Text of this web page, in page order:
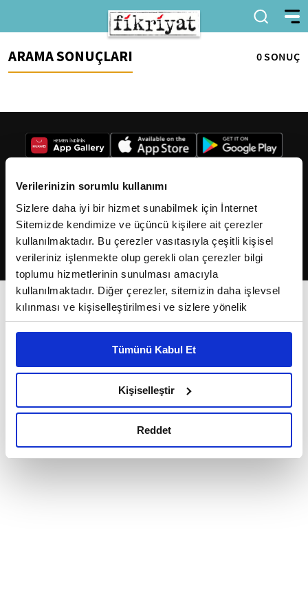
Verilerinizin sorumlu kullanımı
Sizlere daha iyi bir hizmet sunabilmek için İnternet
Sitemizde kendimize ve üçüncü kişilere ait çerezler
kullanılmaktadır. Bu çerezler vasıtasıyla çeşitli kişisel
verileriniz işlenmekte olup gerekli olan çerezler bilgi
toplumu hizmetlerinin sunulması amacıyla
kullanılmaktadır. Diğer çerezler, sitemizin daha işlevsel
kılınması ve kişiselleştirilmesi ve sizlere yönelik
reklam/pazarlama faaliyetlerinin yapılması, amaçlarıyla
Çerezlere ilişkin tercihlerinizi çerez paneli vasıtasıyla
belirleyebilirsiniz. Çerezlere ilişkin detaylı bilgi için
Ayarlar butonuna tıklayabilir,Çerez Bilgilendirme
Metnimizi ziyaret edebilirsiniz.
okumak ve sitemizi ziyaretiniz kapsamında
Tümünü Kabul Et
Kişiselleştir
Reddet
ARAMA SONUÇLARI 0 SONUÇ
2026Fikriyat. Tüm hakları saklıdır.